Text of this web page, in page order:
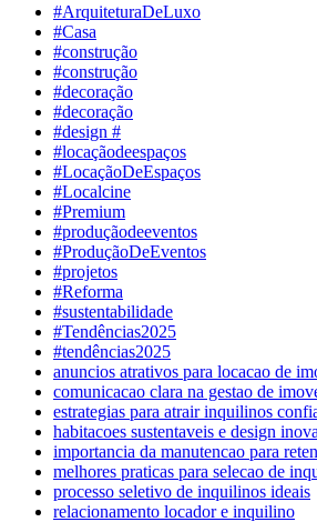
#ArquiteturaDeLuxo
#Casa
#construção
#construção
#decoração
#decoração
#design #
#locaçãodeespaços
#LocaçãoDeEspaços
#Localcine
#Premium
#produçãodeeventos
#ProduçãoDeEventos
#projetos
#Reforma
#sustentabilidade
#Tendências2025
#tendências2025
anuncios atrativos para locacao de
comunicacao clara na gestao de
estrategias para atrair inquilinos
habitacoes sustentaveis e design
importancia da manutencao para
melhores praticas para selecao de
processo seletivo de inquilinos ideais
relacionamento locador e inquilino